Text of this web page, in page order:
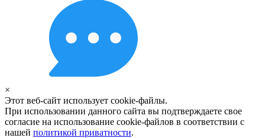
×
Этот веб-сайт использует cookie-файлы.
При использовании данного сайта вы подтверждаете свое
согласие на использование cookie-файлов в соответствии с
нашей политикой приватности.